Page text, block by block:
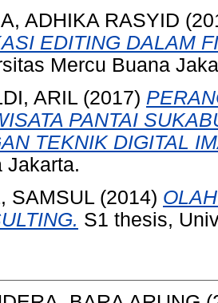
ADHIKA RASYID
EDITING DALAM
Mercu Buana
ARIL (2017)
PANTAI
TEKNIK DIGITAL
Jakarta.
SAMSUL (2014)
S1 thesis,